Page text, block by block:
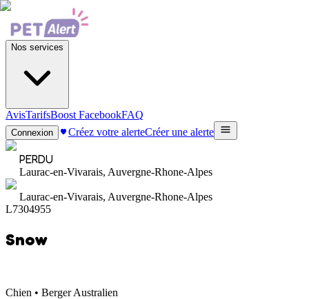
Nos services
AvisTarifsBoost FacebookFAQ
Connexion Créez votre alerteCréer une alerte
PERDU
Laurac-en-Vivarais, Auvergne-Rhone-Alpes
Laurac-en-Vivarais, Auvergne-Rhone-Alpes
L7304955
Snow
Chien • Berger Australien